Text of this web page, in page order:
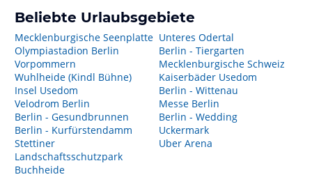
Beliebte Urlaubsgebiete
Mecklenburgische Seenplatte
Olympiastadion Berlin
Vorpommern
Wuhlheide (Kindl Bühne)
Insel Usedom
Velodrom Berlin
Berlin - Gesundbrunnen
Berlin - Kurfürstendamm
Stettiner
Landschaftsschutzpark
Buchheide
Unteres Odertal
Berlin - Tiergarten
Mecklenburgische Schweiz
Kaiserbäder Usedom
Berlin - Wittenau
Messe Berlin
Berlin - Wedding
Uckermark
Uber Arena